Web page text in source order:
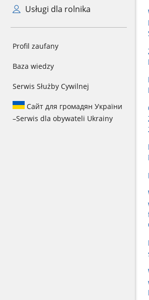
Usługi dla rolnika
Profil zaufany
Baza wiedzy
Serwis Służby Cywilnej
Сайт для громадян України
–Serwis dla obywateli Ukrainy